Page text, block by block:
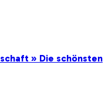
» Die schönsten